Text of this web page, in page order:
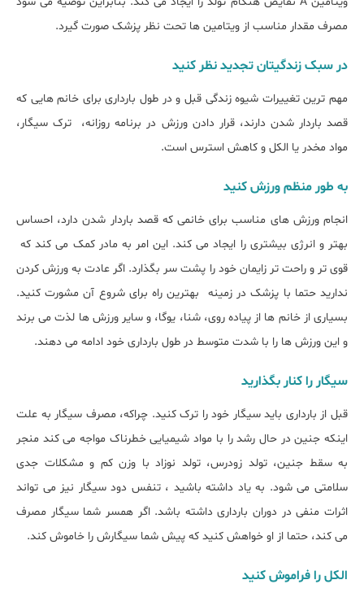
مصرف مقدار مناسب از ویتامین ها تحت نظر پزشک صورت گیرد.
در سبک زندگیتان تجدید نظر کنید
مهم ترین تغییرات شیوه زندگی قبل و در طول بارداری برای خانم هایی که
قصد باردار شدن دارند، قرار دادن ورزش در برنامه روزانه، ترک سیگار،
مواد مخدر یا الکل و کاهش استرس است.
به طور منظم ورزش کنید
انجام ورزش های مناسب برای خانمی که قصد باردار شدن دارد، احساس
بهتر و انرژی بیشتری را ایجاد می کند. این امر به مادر کمک می کند که
قوی تر و راحت تر زایمان خود را پشت سر بگذارد. اگر عادت به ورزش کردن
ندارید حتما با پزشک در زمینه بهترین راه برای شروع آن مشورت کنید.
بسیاری از خانم ها از پیاده روی، شنا، یوگا، و سایر ورزش ها لذت می برند
و این ورزش ها را​​ با شدت متوسط ​​در طول بارداری خود ادامه می دهند.
سیگار را کنار بگذارید
قبل از بارداری باید سیگار خود را ترک کنید. چراکه، مصرف سیگار به علت
اینکه جنین در حال رشد را با مواد شیمیایی خطرناک مواجه می کند منجر
به سقط جنین، تولد زودرس، تولد نوزاد با وزن کم و مشکلات جدی
سلامتی می شود. به یاد داشته باشید ، تنفس دود سیگار نیز می تواند
اثرات منفی در دوران بارداری داشته باشد. اگر همسر شما سیگار مصرف
می کند، حتما از او خواهش کنید که پیش شما سیگارش را خاموش کند.
الکل را فراموش کنید